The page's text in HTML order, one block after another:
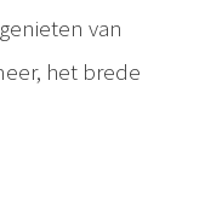
van
het brede